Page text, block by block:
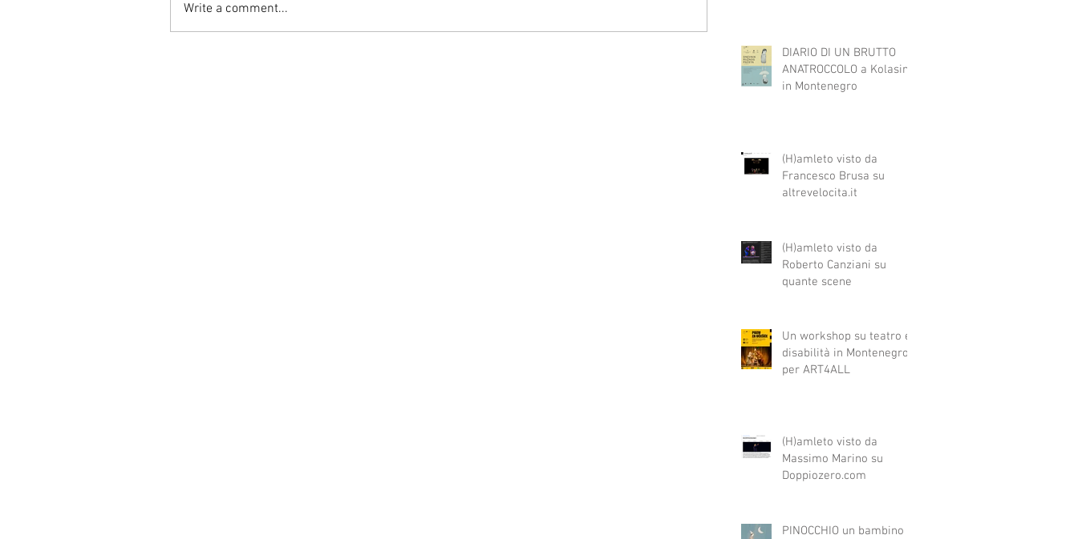
Write a comment...
DIARIO DI UN BRUTTO
ANATROCCOLO a Kolasin
in Montenegro
(H)amleto visto da
Francesco Brusa su
altrevelocita.it
(H)amleto visto da
Roberto Canziani su
quante scene
Un workshop su teatro e
disabilità in Montenegro
per ART4ALL
(H)amleto visto da
Massimo Marino su
Doppiozero.com
PINOCCHIO un bambino